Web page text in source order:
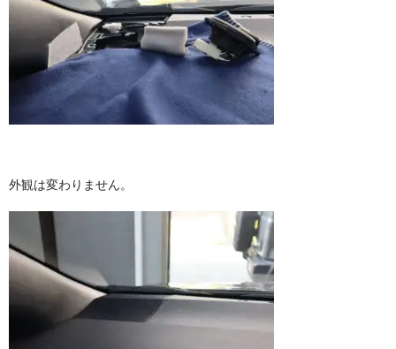
外観は変わりません。